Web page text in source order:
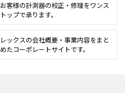
お客様の計測器の校正・修理をワンス
トップで承ります。
レックスの会社概要・事業内容をまと
めたコーポレートサイトです。